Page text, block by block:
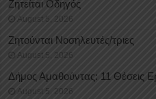
Ζητείται Οδηγός
August 5, 2026
Ζητούνται Νοσηλευτές/τριες
August 5, 2026
Δήμος Αμαθούντας: 11 Θέσεις
August 5, 2026